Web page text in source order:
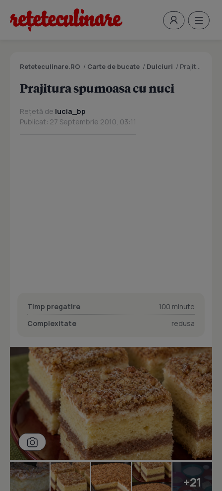
Reteteculinare.RO / Carte de bucate / Dulciuri / Prajitura spumoasa cu nuci
Prajitura spumoasa cu nuci
Rețetă de lucia_bp
Publicat: 27 Septembrie 2010, 03:11
Timp pregatire
100 minute
Complexitate
redusa
+21